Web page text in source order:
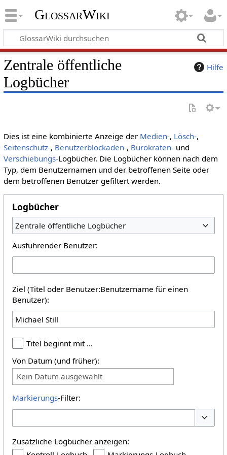
GlossarWiki
Hilfe
Zentrale öffentliche
Logbücher
Dies ist eine kombinierte Anzeige der Medien-, Lösch-,
Seitenschutz-, Benutzerblockaden-, Bürokraten-und
Verschiebungs-Logbücher. Die Logbücher können nach dem
Typ, dem Benutzernamen und der betroffenen Seite oder
dem betroffenen Benutzer gefiltert werden.
Logbücher
Zentrale öffentliche Logbücher
Ausführender Benutzer:
Ziel (Titel oder Benutzer:Benutzername für einen
Benutzer):
Titel beginnt mit …
Von Datum (und früher):
Kein Datum ausgewählt
Markierungs-Filter:
Zusätzliche Logbücher anzeigen: